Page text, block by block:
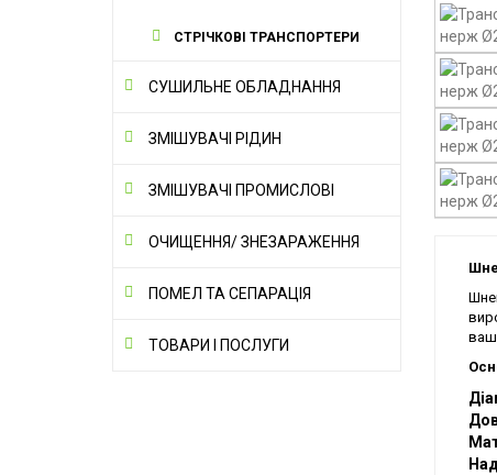
СТРІЧКОВІ ТРАНСПОРТЕРИ
СУШИЛЬНЕ ОБЛАДНАННЯ
ЗМІШУВАЧІ РІДИН
ЗМІШУВАЧІ ПРОМИСЛОВІ
ОЧИЩЕННЯ/ ЗНЕЗАРАЖЕННЯ
ПОМЕЛ ТА СЕПАРАЦІЯ
ТОВАРИ І ПОСЛУГИ